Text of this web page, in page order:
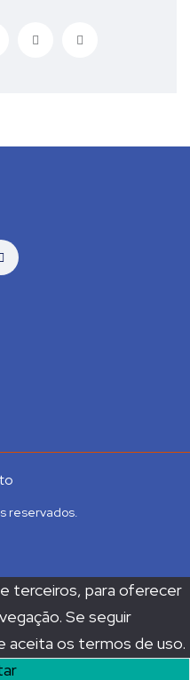
reservados.
terceiros, para oferecer
Se seguir
aceita os termos de uso.